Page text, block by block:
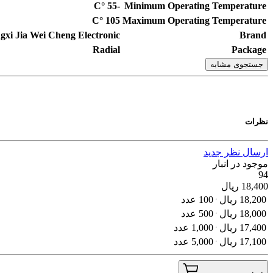
Minimum Operating Temperature
-55
°C
Maximum Operating Temperature
105
°C
Brand
Jia Wei Cheng Electronic
Package
Radial
جستجوی مشابه
نظرات
ارسال نظر جدید
موجود در انبار
94
18,400 ریال
18,200 ریال
100 عدد
18,000 ریال
500 عدد
17,400 ریال
1,000 عدد
17,100 ریال 5,000 عدد